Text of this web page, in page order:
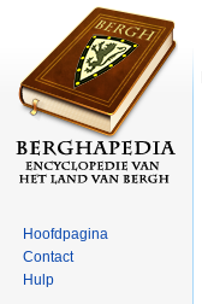
Hoofdpagina
Contact
Hulp